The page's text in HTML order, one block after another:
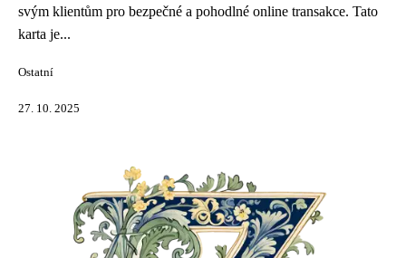
svým klientům pro bezpečné a pohodlné online transakce. Tato
karta je...
Ostatní
27. 10. 2025